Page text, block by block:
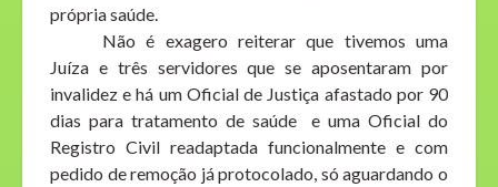
própria saúde.
Não é exagero reiterar que tivemos uma
Juíza e três servidores que se aposentaram por
invalidez e há um Oficial de Justiça afastado por 90
dias para tratamento de saúde e uma Oficial do
Registro Civil readaptada funcionalmente e com
pedido de remoção já protocolado, só aguardando o